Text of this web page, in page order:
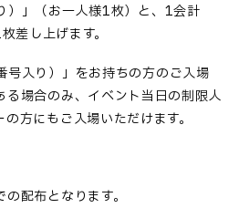
）」（お一人様1枚）と、 1会計
枚差し上げます。
入り） 」 をお持ちの方のご入場
る場合のみ、イベント当日の制限人
方にもご入場いただけます。
配布となります。